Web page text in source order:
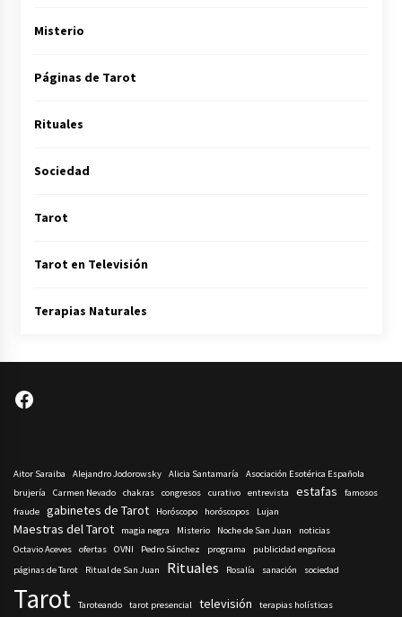
Misterio
Páginas de Tarot
Rituales
Sociedad
Tarot
Tarot en Televisión
Terapias Naturales
Facebook
Aitor Saraiba Alejandro Jodorowsky Alicia Santamaría
Asociación Esotérica Española
brujería
Carmen Nevado chakras congresos curativo entrevista estafas
famosos
fraude
gabinetes de Tarot Horóscopo horóscopos Lujan
Maestras del Tarot magia negra Misterio Noche de San Juan
noticias
Octavio Aceves
ofertas OVNI Pedro Sánchez programa
publicidad engañosa
páginas de Tarot
Ritual de San Juan Rituales Rosalía sanación sociedad
Tarot Taroteando tarot presencial televisión terapias holísticas